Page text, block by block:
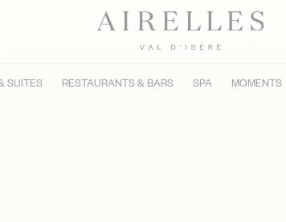
SUITES RESTAURANTS & BARS SPA MOMENTS